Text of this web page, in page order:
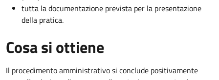
tutta la documentazione prevista per la presentazione
della pratica.
Cosa si ottiene
Il procedimento amministrativo si conclude positivamente